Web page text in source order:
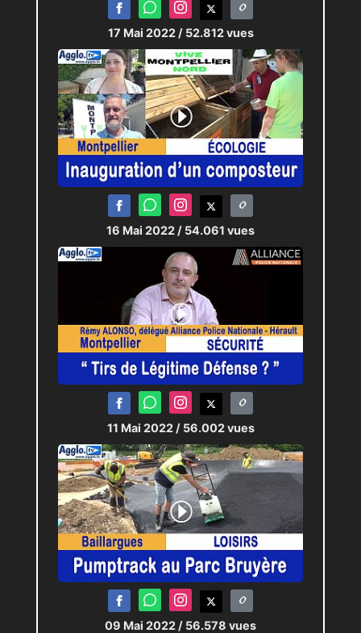
17 Mai 2022 / 52.812 vues
16 Mai 2022 / 54.061 vues
11 Mai 2022 / 56.002 vues
09 Mai 2022 / 56.578 vues